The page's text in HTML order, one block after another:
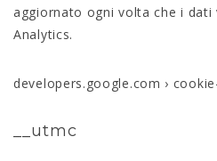
aggiornato ogni volta che i dati
Analytics.
developers.google.com ›
__utmc